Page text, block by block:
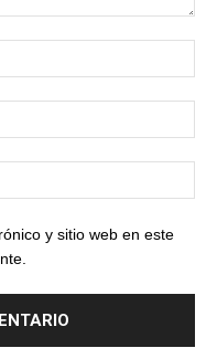
y sitio web en este